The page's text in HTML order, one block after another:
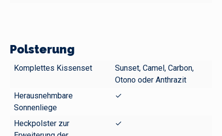
Polsterung
Komplettes Kissenset
Sunset, Camel, Carbon,
Otono oder Anthrazit
Herausnehmbare
Sonnenliege
✓
Heckpolster zur
✓